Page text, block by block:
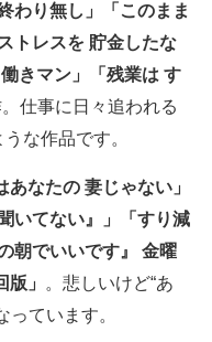
わり無し」「このまま
トレスを 貯金したな
きマン」「残業は す
仕事に日々追われる
な作品です。
あなたの 妻じゃない」
いてない』」「すり減
朝でいいです』 金曜
」
。悲しいけど“あ
っています。